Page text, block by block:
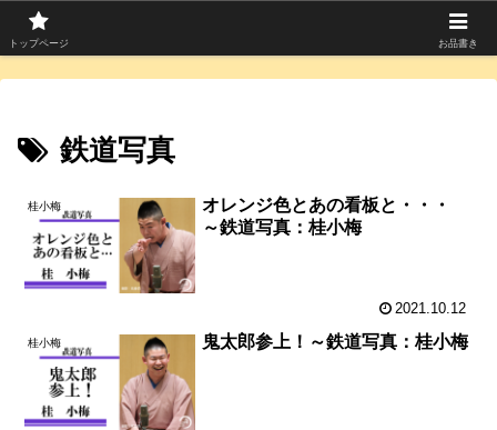
鉄道写真
桂小梅
オレンジ色とあの看板と・・・
～鉄道写真：桂小梅
2021.10.12
桂小梅 鬼太郎参上！～鉄道写真：桂小梅
トップページ お品書き